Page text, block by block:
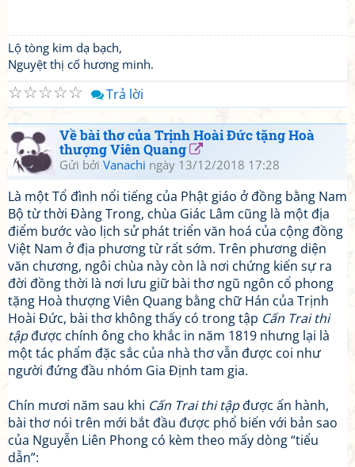
Lộ tòng kim dạ bạch,
Nguyệt thị cố hương minh.
☆
☆
☆
☆
☆ Trả lời
Về bài thơ của Trịnh Hoài Đức tặng Hoà
thượng Viên Quang
Gửi bởi Vanachi ngày 13/12/2018 17:28
Là một Tổ đình nổi tiếng của Phật giáo ở đồng bằng Nam
Bộ từ thời Đàng Trong, chùa Giác Lâm cũng là một địa
điểm bước vào lịch sử phát triển văn hoá của cộng đồng
Việt Nam ở địa phương từ rất sớm. Trên phương diện
văn chương, ngôi chùa này còn là nơi chứng kiến sự ra
đời đồng thời là nơi lưu giữ bài thơ ngũ ngôn cổ phong
tặng Hoà thượng Viên Quang bằng chữ Hán của Trịnh
Hoài Đức, bài thơ không thấy có trong tập Cấn Trai thi
tậpđược chính ông cho khắc in năm 1819 nhưng lại là
một tác phẩm đặc sắc của nhà thơ vẫn được coi như
người đứng đầu nhóm Gia Định tam gia.
Chín mươi năm sau khi Cấn Trai thi tậpđược ấn hành,
bài thơ nói trên mới bắt đầu được phổ biến với bản sao
của Nguyễn Liên Phong có kèm theo mấy dòng “tiểu
dẫn”: